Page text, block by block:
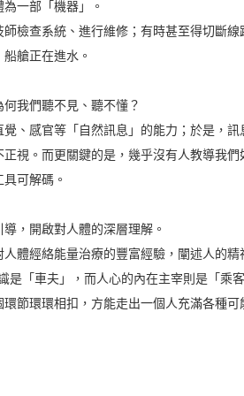
一部「機器」。
檢查系統、進行維修；有時甚至得切斷
艙正在進水。
我們聽不見、聽不懂？
、感官等「自然訊息」的能力；於是，
視。而更關鍵的是，幾乎沒有人教導我
可解碼。
，開啟對人體的深層理解。
體經絡能量治療的豐富經驗，闡述人的精
「車夫」，而人心的內在主宰則是「乘
節環環相扣，方能走出一個人充滿各種可